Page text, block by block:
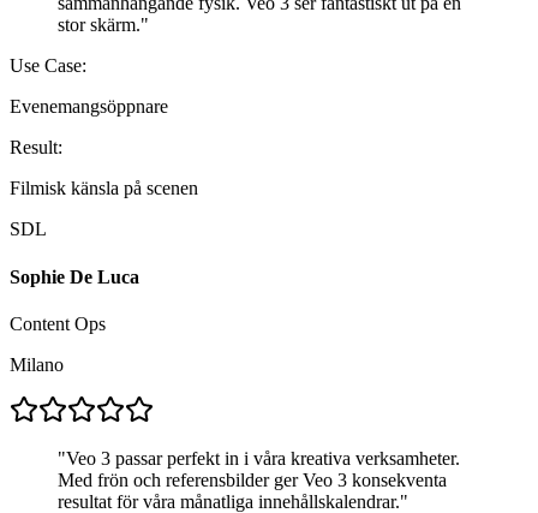
stor skärm."
Use Case:
Evenemangsöppnare
Result:
Filmisk känsla på scenen
SDL
Sophie De Luca
Content Ops
Milano
"Veo 3 passar perfekt in i våra kreativa verksamheter.
Med frön och referensbilder ger Veo 3 konsekventa
resultat för våra månatliga innehållskalendrar."